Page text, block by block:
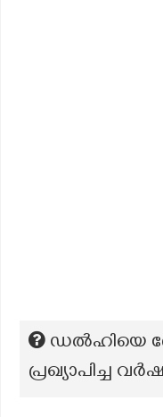
ഡൽഹിയെ
പ്രഖ്യാപിച്ച